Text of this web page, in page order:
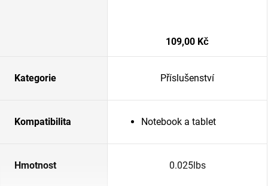
109,00 Kč
Kategorie Příslušenství
Kompatibilita Notebook a tablet
Hmotnost 0.025lbs